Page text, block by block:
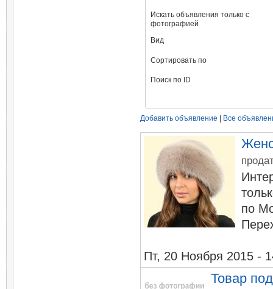
Искать объявления только с
фотографией
Вид
Сортировать по
Поиск по ID
Добавить объявление Все
по
Пт, 20 Ноября 2015 -
Товар